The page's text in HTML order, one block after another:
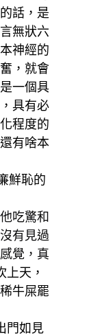
話，是
無狀六
神經的
，就會
一個具
具有必
程度的
有啥本
鮮恥的
吃驚和
有見過
覺，真
上天，
牛屎罷
門如見